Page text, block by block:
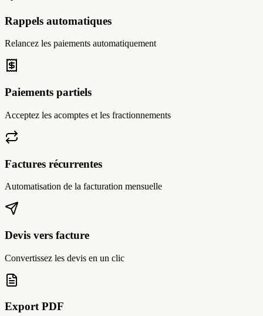
Rappels automatiques
Relancez les paiements automatiquement
Paiements partiels
Acceptez les acomptes et les fractionnements
Factures récurrentes
Automatisation de la facturation mensuelle
Devis vers facture
Convertissez les devis en un clic
Export PDF